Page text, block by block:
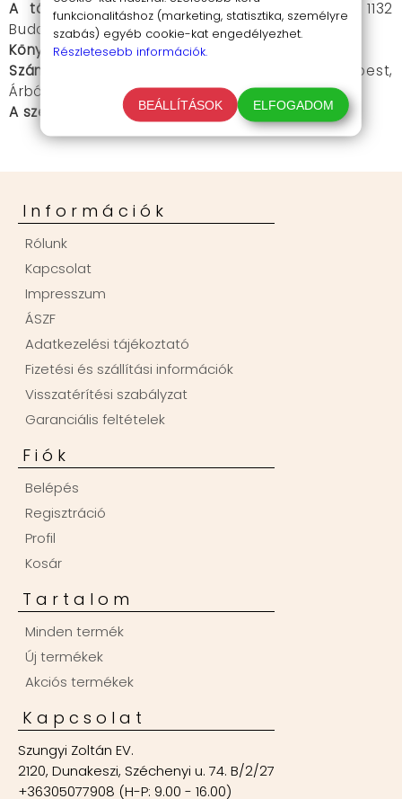
A tárhely-szolgáltató adatai
: RackForest Kft. 1132
Budapest, Victor Hugo u. 18-22.
Könyvelés: Czikó Klára EV.
Számlázás
: Billingo Technologies Zrt. (1133 Budapest,
Árbóc utca 6. I. emelet, hello@billingo.hu)
A szerződés nyelve: magyar
Információk
Rólunk
Kapcsolat
Impresszum
ÁSZF
Adatkezelési tájékoztató
Fizetési és szállítási információk
Visszatérítési szabályzat
Garanciális feltételek
Fiók
Belépés
Regisztráció
Profil
Kosár
Tartalom
Minden termék
Új termékek
Akciós termékek
Kapcsolat
Szungyi Zoltán EV.
2120, Dunakeszi, Széchenyi u. 74. B/2/27
+36305077908 (H-P: 9.00 - 16.00)
funkcionalitáshoz (marketing, statisztika, személyre
szabás) egyéb cookie-kat engedélyezhet.
Részletesebb információk.
BEÁLLÍTÁSOK ELFOGADOM